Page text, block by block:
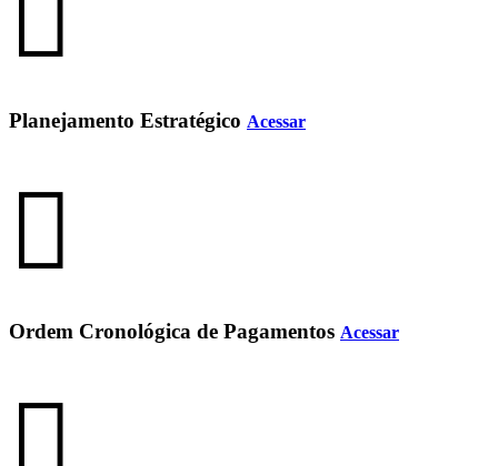
Planejamento Estratégico Acessar
Ordem Cronológica de Pagamentos Acessar